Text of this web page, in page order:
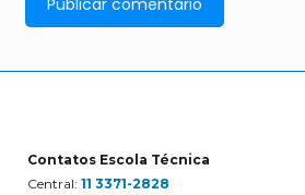
Contatos Escola Técnica
Central:11 3371-2828